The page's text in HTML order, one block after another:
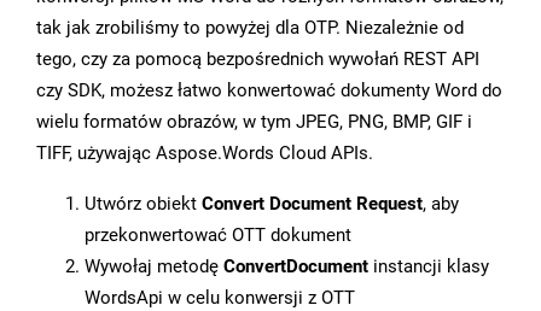
tak jak zrobiliśmy to powyżej dla OTP. Niezależnie od
tego, czy za pomocą bezpośrednich wywołań REST API
czy SDK, możesz łatwo konwertować dokumenty Word do
wielu formatów obrazów, w tym JPEG, PNG, BMP, GIF i
TIFF, używając Aspose.Words Cloud APIs.
Utwórz obiekt Convert Document Request, aby
przekonwertować OTT dokument
Wywołaj metodę ConvertDocument instancji klasy
WordsApi w celu konwersji z OTT